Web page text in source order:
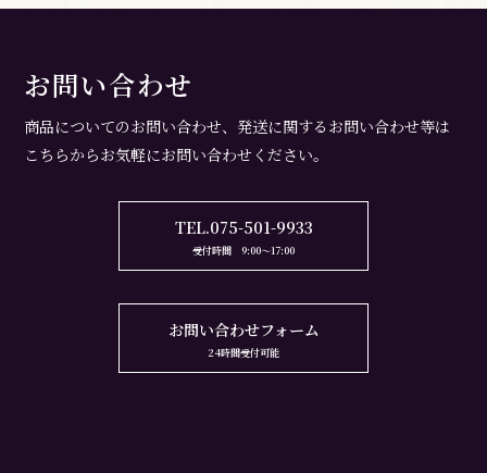
お問い合わせ
商品についてのお問い合わせ、発送に関するお問い合わせ等は
こちらからお気軽にお問い合わせください。
TEL.075-501-9933
受付時間 9:00～17:00
お問い合わせフォーム
24時間受付可能